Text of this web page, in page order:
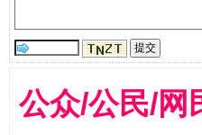
解纷+调解+退费，一
公众/公民/网